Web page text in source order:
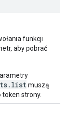
funkcji
aby pobrać
muszą
token strony.